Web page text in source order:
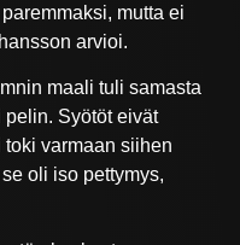
mutta ei
arvioi.
maali tuli samasta
Syötöt eivät
varmaan siihen
oli iso pettymys,